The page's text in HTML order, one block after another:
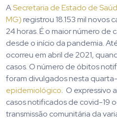
ASecretaria de Estado de
MG)registrou 18.153 mil novos
24 horas. É o maior número de
desde o início da pandemia.
ocorreu em abril de 2021,
casos. O número de óbitos
foram divulgados nesta
epidemiológico. O expressivo
casos notificados de covid-19
transmissão comunitária da